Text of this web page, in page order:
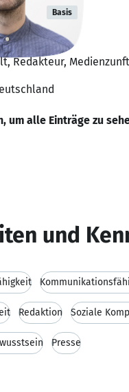
Basis
🔎
Redakteur,
um alle Einträge zu
und
Redaktion Soziale
Presse